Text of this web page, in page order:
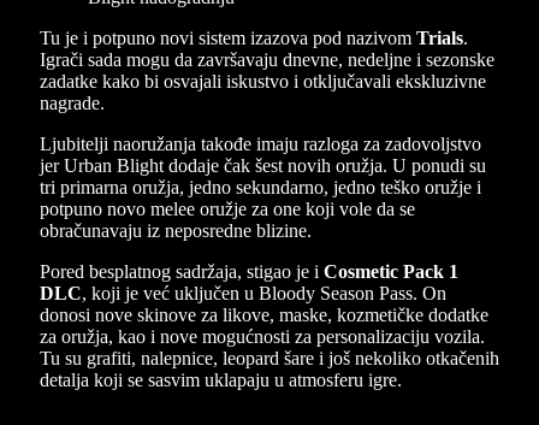
Tu je i potpuno novi sistem izazova pod nazivom Trials.
Igrači sada mogu da završavaju dnevne, nedeljne i sezonske
zadatke kako bi osvajali iskustvo i otključavali ekskluzivne
nagrade.
Ljubitelji naoružanja takođe imaju razloga za zadovoljstvo
jer Urban Blight dodaje čak šest novih oružja. U ponudi su
tri primarna oružja, jedno sekundarno, jedno teško oružje i
potpuno novo melee oružje za one koji vole da se
obračunavaju iz neposredne blizine.
Pored besplatnog sadržaja, stigao je i Cosmetic Pack 1
DLC, koji je već uključen u Bloody Season Pass. On
donosi nove skinove za likove, maske, kozmetičke dodatke
za oružja, kao i nove mogućnosti za personalizaciju vozila.
Tu su grafiti, nalepnice, leopard šare i još nekoliko otkačenih
detalja koji se sasvim uklapaju u atmosferu igre.